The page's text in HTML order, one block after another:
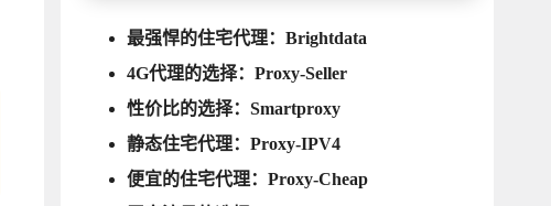
最强悍的住宅代理： Brightdata
4G代理的选择： Proxy-Seller
性价比的选择： Smartproxy
静态住宅代理： Proxy-IPV4
便宜的住宅代理： Proxy-Cheap